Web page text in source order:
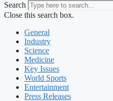
Search
Close this search box.
General
Industry
Science
Medicine
Key Issues
World Sports
Entertainment
Press Releases